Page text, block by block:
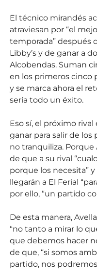
El técnico mirandés
atraviesan por “el
temporada” después
Libby’s y de ganar a
Alcobendas. Suman
en los primeros cinco
y se marca ahora el
sería todo un éxito.
Eso sí, el próximo
ganar para salir de los
no tranquiliza.
de que a su rival
porque los necesita”
llegarán a El Ferial
por ello, “un partido
De esta manera,
“no tanto a mirar lo
que debemos hacer
de que, “si somos
partido, nos